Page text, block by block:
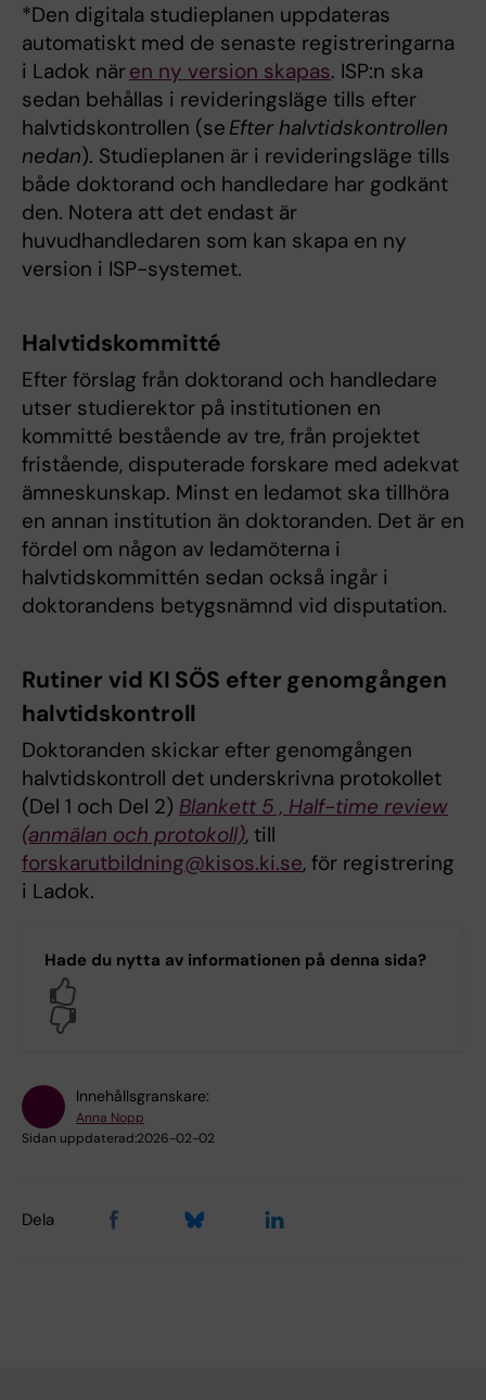
*Den digitala studieplanen uppdateras
automatiskt med de senaste registreringarna
i Ladok nären ny version skapas. ISP:n ska
sedan behållas i revideringsläge tills efter
halvtidskontrollen (seEfter halvtidskontrollen
nedan). Studieplanen är i revideringsläge tills
både doktorand och handledare har godkänt
den. Notera att det endast är
huvudhandledaren som kan skapa en ny
version i ISP-systemet.
Halvtidskommitté
Efter förslag från doktorand och handledare
utser studierektor på institutionen en
kommitté bestående av tre, från projektet
fristående, disputerade forskare med adekvat
ämneskunskap. Minst en ledamot ska tillhöra
en annan institution än doktoranden. Det är en
fördel om någon av ledamöterna i
halvtidskommittén sedan också ingår i
doktorandens betygsnämnd vid disputation.
Rutiner vid KI SÖS efter genomgången
halvtidskontroll
Doktoranden skickar efter genomgången
halvtidskontroll det underskrivna protokollet
(Del 1 och Del 2) Blankett 5 , Half-time review
(anmälan och protokoll), till
forskarutbildning@kisos.ki.se, för registrering
i Ladok.
Hade du nytta av informationen på denna sida?
Innehållsgranskare:
Anna Nopp
Sidan uppdaterad:2026-02-02
Dela